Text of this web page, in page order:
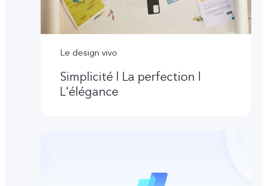
Le design vivo
Simplicité l La perfection l
L'élégance